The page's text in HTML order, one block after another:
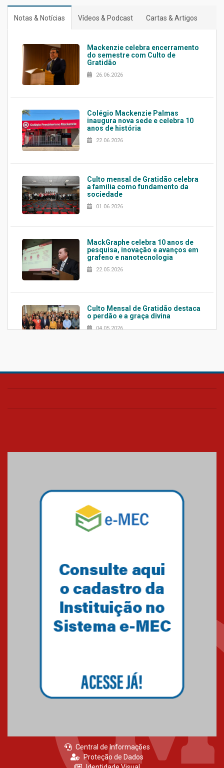
Notas & Notícias Vídeos & Podcast Cartas & Artigos
Mackenzie celebra encerramento
do semestre com Culto de
Gratidão
26.06.2026
Colégio Mackenzie Palmas
inaugura nova sede e celebra 10
anos de história
22.06.2026
Culto mensal de Gratidão celebra
a família como fundamento da
sociedade
01.06.2026
MackGraphe celebra 10 anos de
pesquisa, inovação e avanços em
grafeno e nanotecnologia
22.05.2026
Culto Mensal de Gratidão destaca
o perdão e a graça divina
04.05.2026
Confira como foi o culto mensal
Mackenzie mobiliza campanha
solidária para apoiar famílias em
Minas Gerais
Primeiro culto do ano ressalta o
27.02.2026
Central de Informações
Proteção de Dados